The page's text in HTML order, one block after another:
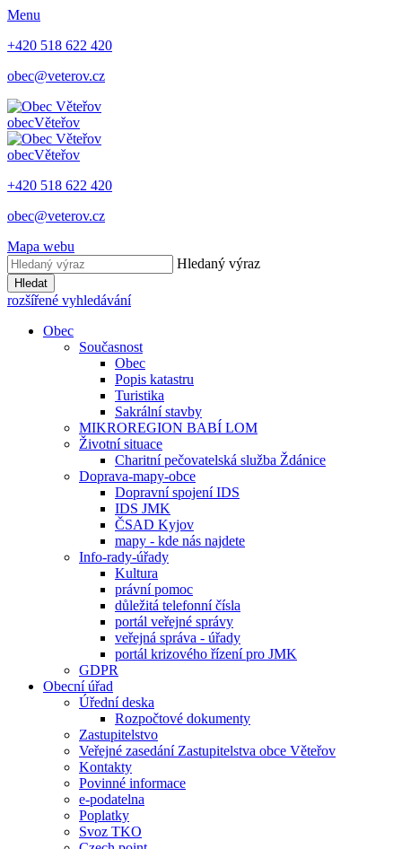
Menu
+420 518 622 420
obec@veterov.cz
obecVěteřov
obecVěteřov
+420 518 622 420
obec@veterov.cz
Mapa webu
Hledaný výraz
Hledat
rozšířené vyhledávání
Obec
Současnost
Obec
Popis katastru
Turistika
Sakrální stavby
MIKROREGION BABÍ LOM
Životní situace
Charitní pečovatelská služba Ždánice
Doprava-mapy-obce
Dopravní spojení IDS
IDS JMK
ČSAD Kyjov
mapy - kde nás najdete
Info-rady-úřady
Kultura
právní pomoc
důležitá telefonní čísla
portál veřejné správy
veřejná správa - úřady
portál krizového řízení pro JMK
GDPR
Obecní úřad
Úřední deska
Rozpočtové dokumenty
Zastupitelstvo
Veřejné zasedání Zastupitelstva obce Věteřov
Kontakty
Povinné informace
e-podatelna
Poplatky
Svoz TKO